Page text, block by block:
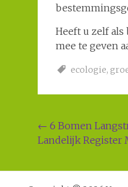
Heeft u zelf
mee te geven
ecologie,
Post
navigation
← 6 Bomen
Landelijk Register